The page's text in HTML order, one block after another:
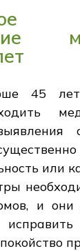
45 лет
или
и они